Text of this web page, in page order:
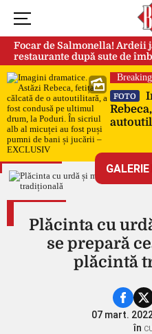
Focar de Salmonella! Ardeii
restaurante după sute de
FOTO
de
Plăcinta cu
se prepară
plăcintă
07 mart.
în